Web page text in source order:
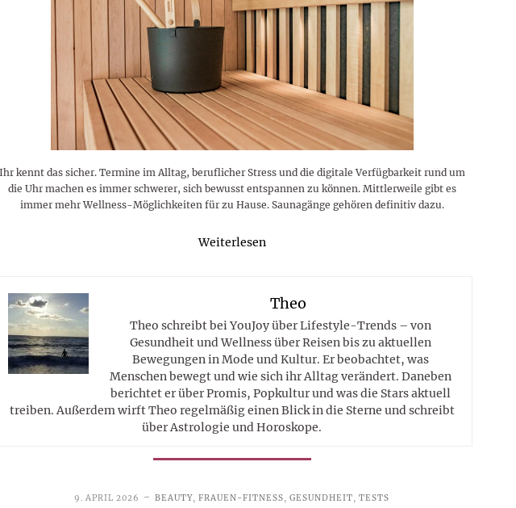
und
beim
2026
Ihr kennt das sicher. Termine im Alltag, beruflicher Stress und die digitale Verfügbarkeit rund um
die Uhr machen es immer schwerer, sich bewusst entspannen zu können. Mittlerweile gibt es
immer mehr Wellness-Möglichkeiten für zu Hause. Saunagänge gehören definitiv dazu.
Weiterlesen
Theo
Theo schreibt bei YouJoy über Lifestyle-Trends – von
Gesundheit und Wellness über Reisen bis zu aktuellen
Bewegungen in Mode und Kultur. Er beobachtet, was
Menschen bewegt und wie sich ihr Alltag verändert. Daneben
berichtet er über Promis, Popkultur und was die Stars aktuell
treiben. Außerdem wirft Theo regelmäßig einen Blick in die Sterne und schreibt
über Astrologie und Horoskope.
9. APRIL 2026 BEAUTY, FRAUEN-FITNESS,GESUNDHEIT,TESTS